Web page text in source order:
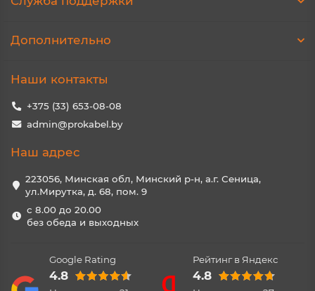
Дополнительно
Наши контакты
+375 (33) 653-08-08
admin@prokabel.by
Наш адрес
223056, Минская обл, Минский р-н, а.г. Сеница,
ул.Мирутка, д. 68, пом. 9
с 8.00 до 20.00
без обеда и выходных
Google Rating
4.8
Рейтинг в Яндекс
4.8